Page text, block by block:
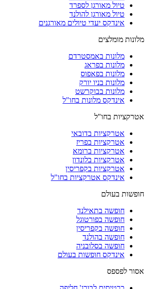
טיול מאורגן לספרד
טיול מאורגן להולנד
אינדקס יעדי טיולים מאורגנים
מלונות מומלצים
מלונות באמסטרדם
מלונות בפראג
מלונות בפאפוס
מלונות בניו יורק
מלונות בבוקרשט
אינדקס מלונות בחו"ל
אטרקציות בחו"ל
אטרקציות בדובאי
אטרקציות בפריז
אטרקציות ברומא
אטרקציות בלונדון
אטרקציות בקפריסין
אינדקס אטרקציות בחו"ל
חופשות בעולם
חופשה בתאילנד
חופשה בפורטוגל
חופשה בקפריסין
חופשה בהולנד
חופשה בסלובניה
אינדקס חופשות בעולם
אסור לפספס